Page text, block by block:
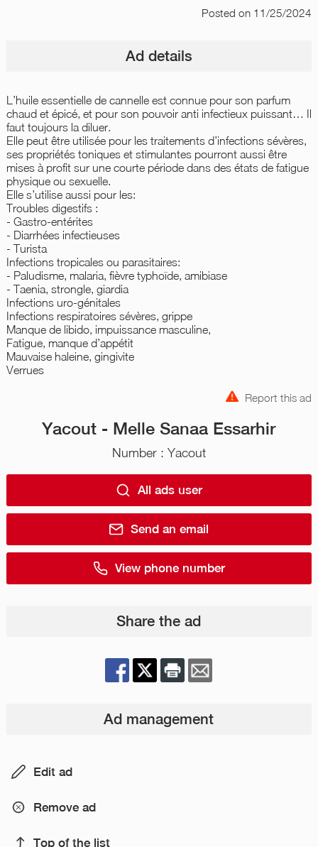
Postedon 11/25/2024
Ad details
L’huile essentielle de cannelle est connue pour son parfum
chaud et épicé, et pour son pouvoir anti infectieux puissant… Il
faut toujours la diluer.
Elle peut être utilisée pour les traitements d’infections sévères,
ses propriétés toniques et stimulantes pourront aussi être
mises à profit sur une courte période dans des états de fatigue
physique ou sexuelle.
Elle s’utilise aussi pour les:
Troubles digestifs :
- Gastro-entérites
- Diarrhées infectieuses
- Turista
Infections tropicales ou parasitaires:
- Paludisme, malaria, fièvre typhoïde, amibiase
- Taenia, strongle, giardia
Infections uro-génitales
Infections respiratoires sévères, grippe
Manque de libido, impuissance masculine,
Fatigue, manque d’appétit
Mauvaise haleine, gingivite
Verrues
Report this ad
Yacout - Melle Sanaa Essarhir
Number : Yacout
All ads user
Send an email
View phone number
Share the ad
Ad management
Edit ad
Remove ad
Top of the list